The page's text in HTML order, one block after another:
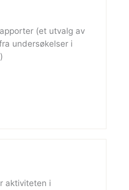
(et utvalg av
undersøkelser i
aktiviteten i